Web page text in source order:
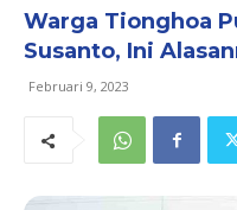
Warga Tionghoa
Susanto, Ini
Februari 9, 2023